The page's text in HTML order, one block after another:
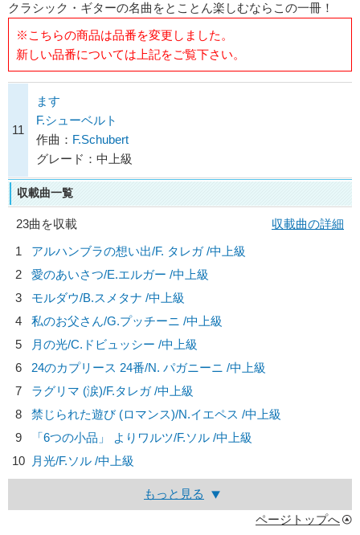
クラシック・ギターの名曲をとことん楽しむならこの一冊！
※こちらの商品は品番を変更しました。
新しい品番については上記をご覧下さい。
11
ます
F.シューベルト
作曲： F.Schubert
グレード：中上級
収載曲一覧
23曲を収載
収載曲の詳細
1
アルハンブラの想い出/F. タレガ /中上級
2
愛のあいさつ/E.エルガー /中上級
3
モルダウ/B.スメタナ /中上級
4
私のお父さん/G.プッチーニ /中上級
5
月の光/C.ドビュッシー /中上級
6
24のカプリース 24番/N. パガニーニ /中上級
7
ラグリマ (涙)/F.タレガ /中上級
8
禁じられた遊び (ロマンス)/N.イエペス /中上級
9
「6つの小品」 よりワルツ/F.ソル /中上級
10
月光/F.ソル /中上級
もっと見る
ページトップへ